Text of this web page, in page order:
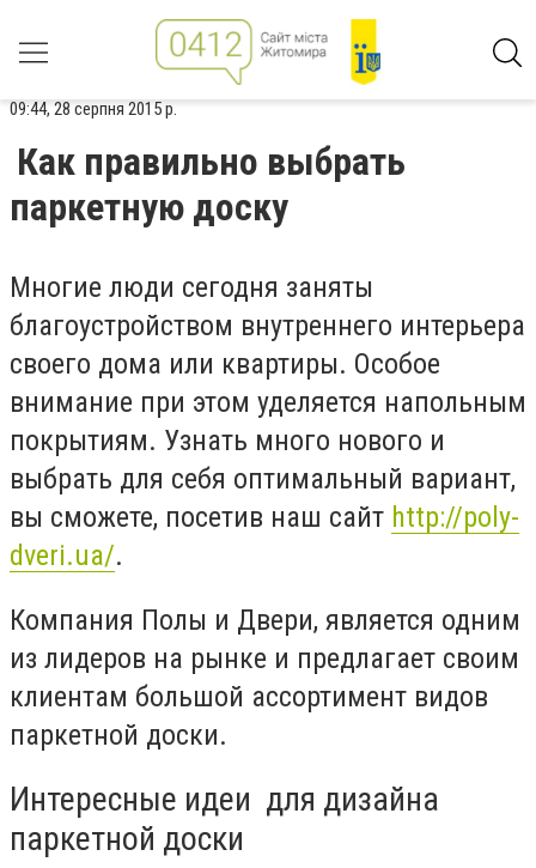
09:44, 28 серпня 2015 р.
Как правильно выбрать
паркетную доску
Многие люди сегодня заняты
благоустройством внутреннего интерьера
своего дома или квартиры. Особое
внимание при этом уделяется напольным
покрытиям. Узнать много нового и
выбрать для себя оптимальный вариант,
вы сможете, посетив наш сайт http://poly-
dveri.ua/.
Компания Полы и Двери, является одним
из лидеров на рынке и предлагает своим
клиентам большой ассортимент видов
паркетной доски.
Интересные идеи для дизайна
паркетной доски